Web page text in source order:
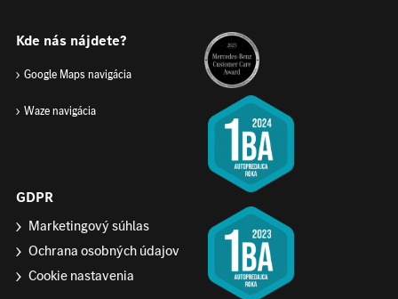
Kde nás nájdete?
Google Maps navigácia
Waze navigácia
GDPR
Marketingový súhlas
Ochrana osobných údajov
Cookie nastavenia